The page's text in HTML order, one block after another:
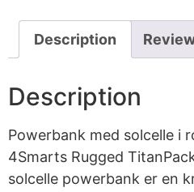
Description
Description
Powerbank med solcelle i
4Smarts Rugged
solcelle powerbank er en